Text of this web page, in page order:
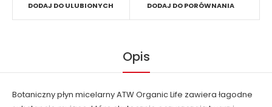
DODAJ DO ULUBIONYCH DODAJ DO PORÓWNANIA
Opis
Botaniczny płyn micelarny ATW Organic Life zawiera łagodne